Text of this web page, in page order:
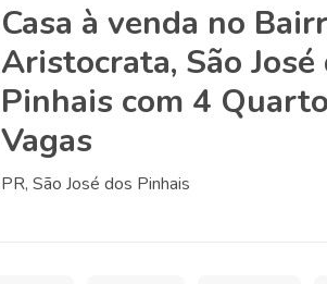
Casa à venda no
Aristocrata, São José
Pinhais com 4
Vagas
PR, São José dos Pinhais